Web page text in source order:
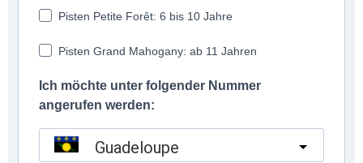
Pisten Petite Forêt: 6 bis 10 Jahre
Pisten Grand Mahogany: ab 11 Jahren
Ich möchte unter folgender Nummer
angerufen werden:
Guadeloupe